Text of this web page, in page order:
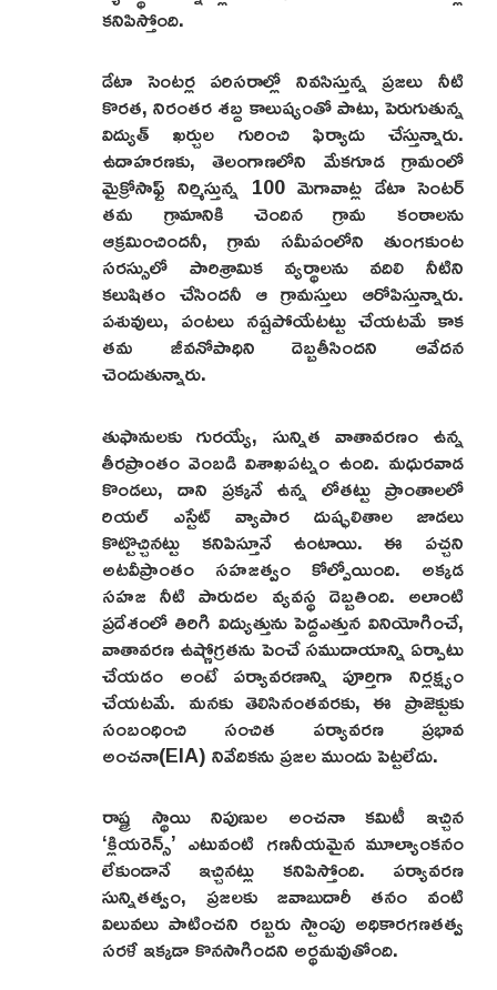
కనిపిస్తోంది.
డేటా సెంటర్ల పరిసరాల్లో నివసిస్తున్న ప్రజలు నీటి
కొరత, నిరంతర శబ్ద కాలుష్యంతో పాటు, పెరుగుతున్న
విద్యుత్ ఖర్చుల గురించి ఫిర్యాదు చేస్తున్నారు.
ఉదాహరణకు, తెలంగాణలోని మేకగూడ గ్రామంలో
మైక్రోసాఫ్ట్ నిర్మిస్తున్న 100 మెగావాట్ల డేటా సెంటర్
తమ గ్రామానికి చెందిన గ్రామ కంఠాలను
ఆక్రమించిందనీ, గ్రామ సమీపంలోని తుంగకుంట
సరస్సులో పారిశ్రామిక వ్యర్థాలను వదిలి నీటిని
కలుషితం చేసిందనీ ఆ గ్రామస్తులు ఆరోపిస్తున్నారు.
పశువులు, పంటలు నష్టపోయేటట్టు చేయటమే కాక
తమ జీవనోపాధిని దెబ్బతీసిందని ఆవేదన
చెందుతున్నారు.
తుఫానులకు గురయ్యే, సున్నిత వాతావరణం ఉన్న
తీరప్రాంతం వెంబడి విశాఖపట్నం ఉంది. మధురవాడ
కొండలు, దాని ప్రక్కనే ఉన్న లోతట్టు ప్రాంతాలలో
రియల్ ఎస్టేట్ వ్యాపార దుష్ఫలితాల జాడలు
కొట్టొచ్చినట్టు కనిపిస్తూనే ఉంటాయి. ఈ పచ్చని
అటవీప్రాంతం సహజత్వం కోల్పోయింది. అక్కడ
సహజ నీటి పారుదల వ్యవస్థ దెబ్బతింది. అలాంటి
ప్రదేశంలో తిరిగి విద్యుత్తును పెద్దఎత్తున వినియోగించే,
వాతావరణ ఉష్ణోగ్రతను పెంచే సముదాయాన్ని ఏర్పాటు
చేయడం అంటే పర్యావరణాన్ని పూర్తిగా నిర్లక్ష్యం
చేయటమే. మనకు తెలిసినంతవరకు, ఈ ప్రాజెక్టుకు
సంబంధించి సంచిత పర్యావరణ ప్రభావ
అంచనా(EIA) నివేదికను ప్రజల ముందు పెట్టలేదు.
రాష్ట్ర స్థాయి నిపుణుల అంచనా కమిటీ ఇచ్చిన
‘క్లియరెన్స్’ ఎటువంటి గణనీయమైన మూల్యాంకనం
లేకుండానే ఇచ్చినట్లు కనిపిస్తోంది. పర్యావరణ
సున్నితత్వం, ప్రజలకు జవాబుదారీ తనం వంటి
విలువలు పాటించని రబ్బరు స్టాంపు అధికారగణతత్వ
సరళే ఇక్కడా కొనసాగిందని అర్థమవుతోంది.